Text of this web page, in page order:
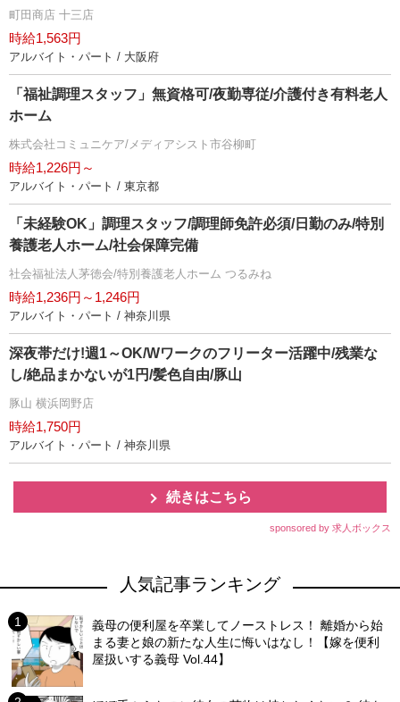
町田商店 十三店
時給1,563円
アルバイト・パート / 大阪府
「福祉調理スタッフ」無資格可/夜勤専従/介護付き有料老人
ホーム
株式会社コミュニケア/メディアシスト市谷柳町
時給1,226円～
アルバイト・パート / 東京都
「未経験OK」調理スタッフ/調理師免許必須/日勤のみ/特別
養護老人ホーム/社会保障完備
社会福祉法人茅徳会/特別養護老人ホーム つるみね
時給1,236円～1,246円
アルバイト・パート / 神奈川県
深夜帯だけ!週1～OK/Wワークのフリーター活躍中/残業な
し/絶品まかないが1円/髪色自由/豚山
豚山 横浜岡野店
時給1,750円
アルバイト・パート / 神奈川県
続きはこちら
sponsored by 求人ボックス
人気記事ランキング
義母の便利屋を卒業してノーストレス！ 離婚から始
まる妻と娘の新たな人生に悔いはなし！【嫁を便利
屋扱いする義母 Vol.44】